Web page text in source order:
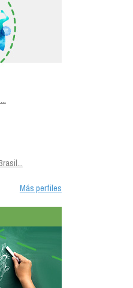
Más perfiles